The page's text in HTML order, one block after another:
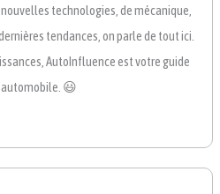
nouvelles technologies, de mécanique,
tendances, on parle de tout ici.
AutoInfluence est votre guide
😃